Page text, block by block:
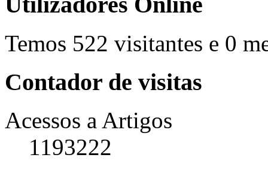
Temos 522 visitantes e 0
Contador de visitas
Acessos a Artigos
1193222